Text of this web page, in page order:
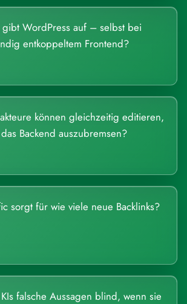
WordPress auf – selbst bei
entkoppeltem Frontend?
können gleichzeitig editieren,
Backend auszubremsen?
sorgt für wie viele neue Backlinks?
falsche Aussagen blind, wenn sie